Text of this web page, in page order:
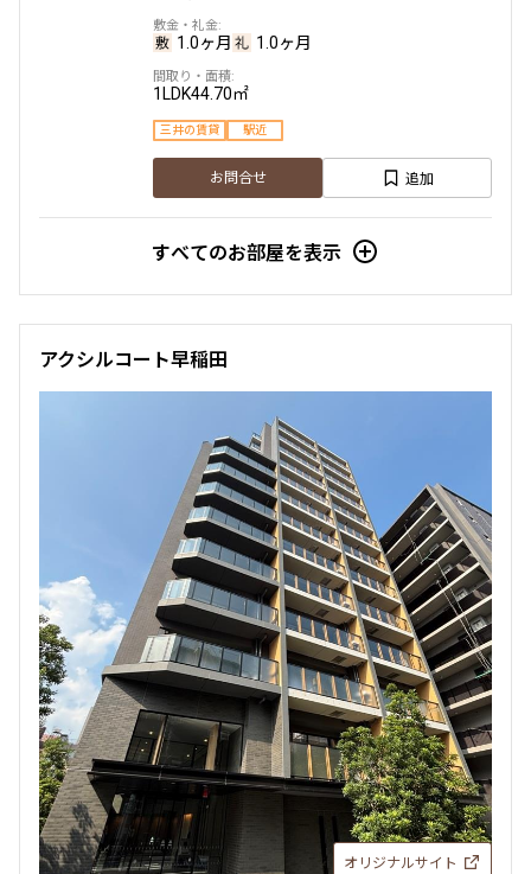
1.0ヶ月 1.0ヶ月
1LDK44.70㎡
三井の賃貸 駅近
お問合せ 追加
すべてのお部屋を表示
アクシルコート早稲田
オリジナルサイト